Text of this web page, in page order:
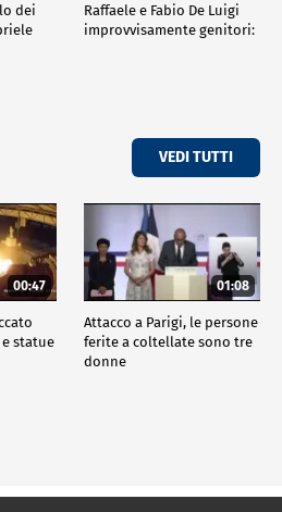
dei
Raffaele e Fabio De Luigi
improvvisamente genitori:
VEDI TUTTI
00:47
statue
01:08
Attacco a Parigi, le persone
ferite a coltellate sono tre
donne